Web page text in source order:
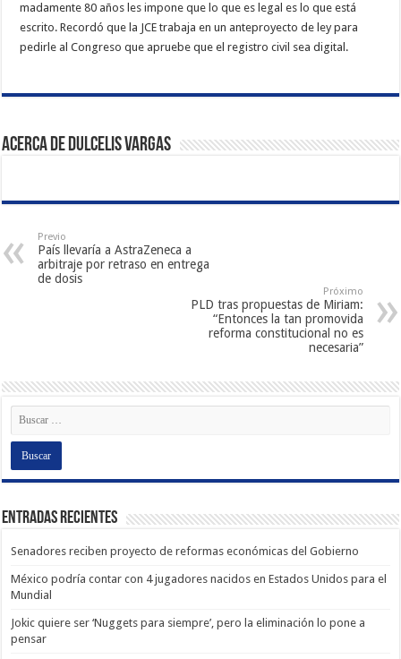
madamente 80 años les im­pone que lo que es legal es lo que está
escrito. Recor­dó que la JCE trabaja en un anteproyecto de ley pa­ra
pedirle al Congreso que apruebe que el registro civil sea digital.
Acerca de Dulcelis Vargas
Previo
País llevaría a AstraZeneca a
arbitraje por retraso en entrega
de dosis
Próximo
PLD tras propuestas de Miriam:
“Entonces la tan promovida
reforma constitucional no es
necesaria”
Entradas recientes
Senadores reciben proyecto de reformas económicas del Gobierno
México podría contar con 4 jugadores nacidos en Estados Unidos para el
Mundial
Jokic quiere ser ‘Nuggets para siempre’, pero la eliminación lo pone a
pensar